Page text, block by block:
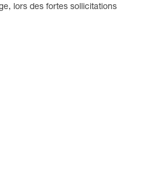
lors des fortes sollicitations